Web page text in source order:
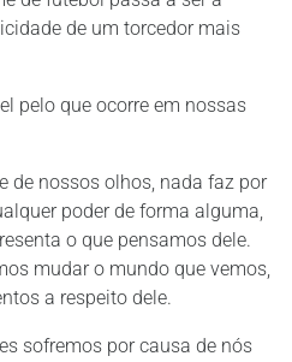
de um torcedor mais
pelo que ocorre em nossas
de nossos olhos, nada faz por
poder de forma alguma,
o que pensamos dele.
mudar o mundo que vemos,
a respeito dele.
sofremos por causa de nós